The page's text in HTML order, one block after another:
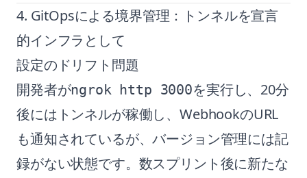
4. GitOpsによる境界管理：トンネルを宣言
的インフラとして
設定のドリフト問題
開発者がngrok http 3000を実行し、20分
後にはトンネルが稼働し、WebhookのURL
も通知されているが、バージョン管理には記
録がない状態です。数スプリント後に新たな